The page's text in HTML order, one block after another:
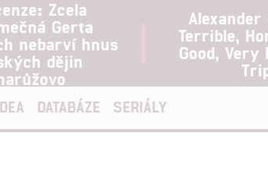
Zcela
Gerta
nebarví hnus
dějin
Terrible,
Good, Very
DATABÁZE SERIÁLY